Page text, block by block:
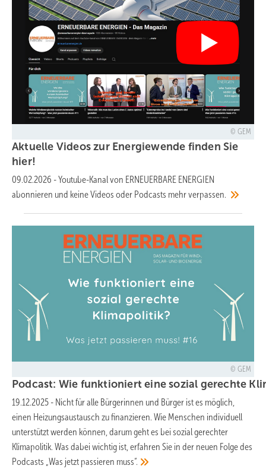
GEM
Aktuelle Videos zur Energiewende finden Sie
hier!
09.02.2026 -Youtube-Kanal von ERNEUERBARE ENERGIEN
abonnieren und keine Videos oder Podcasts mehrverpassen.
GEM
Podcast: Wie funktioniert eine sozial gerechte
19.12.2025 - Nicht für alle Bürgerinnen und Bürger ist es möglich,
einen Heizungsaustausch zu finanzieren. Wie Menschen individuell
unterstützt werden können, darum geht es bei sozial gerechter
Klimapolitik. Was dabei wichtig ist, erfahren Sie in der neuen Folge des
Podcasts „Was jetzt passieren muss“.